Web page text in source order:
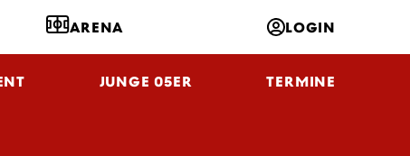
ARENA LOGIN
JUNGE 05ER TERMINE